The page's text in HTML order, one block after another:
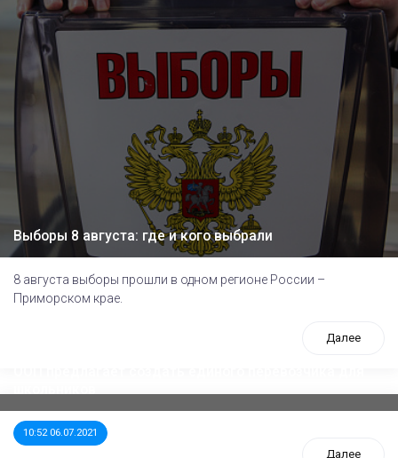
Выборы 8 августа: где и кого выбрали
8 августа выборы прошли в одном регионе России –
Приморском крае.
Далее
10:52 06.07.2021
Далее